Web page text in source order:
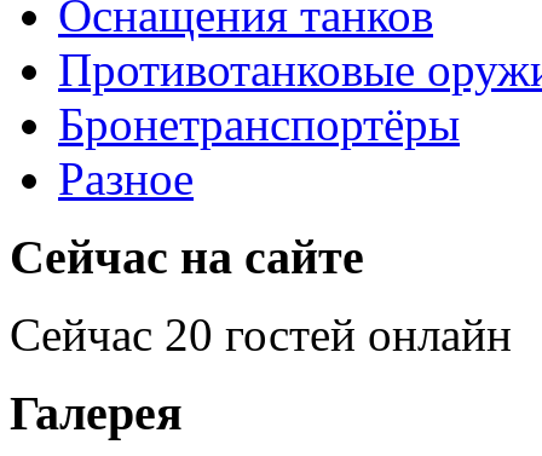
Оснащения танков
Противотанковые
Бронетранспортёры
Разное
Сейчас на сайте
Сейчас 20 гостей онлайн
Галерея